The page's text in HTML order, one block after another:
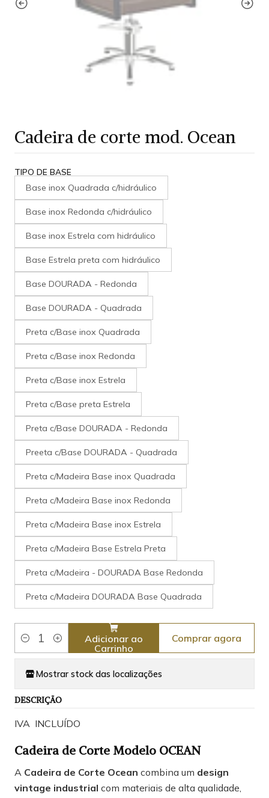
Cadeira de corte mod. Ocean
TIPO DE BASE
Base inox Quadrada c/hidráulico
Base inox Redonda c/hidráulico
Base inox Estrela com hidráulico
Base Estrela preta com hidráulico
Base DOURADA - Redonda
Base DOURADA - Quadrada
Preta c/Base inox Quadrada
Preta c/Base inox Redonda
Preta c/Base inox Estrela
Preta c/Base preta Estrela
Preta c/Base DOURADA - Redonda
Preeta c/Base DOURADA - Quadrada
Preta c/Madeira Base inox Quadrada
Preta c/Madeira Base inox Redonda
Preta c/Madeira Base inox Estrela
Preta c/Madeira Base Estrela Preta
Preta c/Madeira - DOURADA Base Redonda
Preta c/Madeira DOURADA Base Quadrada
Quantidade
Adicionar ao
Carrinho
Comprar agora
Mostrar stock das localizações
DESCRIÇÃO
IVA INCLUÍDO
Cadeira de Corte Modelo OCEAN
A Cadeira de Corte Ocean combina um design
vintage industrial com materiais de alta qualidade,